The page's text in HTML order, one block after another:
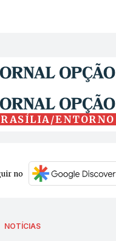
ENTORNO
no
NOTÍCIAS